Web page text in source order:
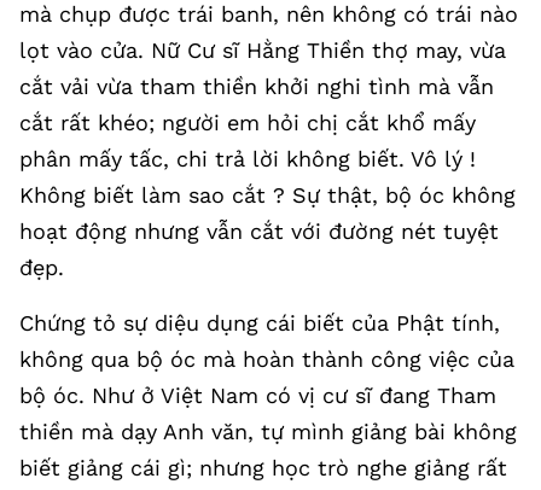
mà chụp được trái banh, nên không có trái nào
lọt vào cửa. Nữ Cư sĩ Hằng Thiền thợ may, vừa
cắt vải vừa tham thiền khởi nghi tình mà vẫn
cắt rất khéo; người em hỏi chị cắt khổ mấy
phân mấy tấc, chi trả lời không biết. Vô lý !
Không biết làm sao cắt ? Sự thật, bộ óc không
hoạt động nhưng vẫn cắt với đường nét tuyệt
đẹp.
Chứng tỏ sự diệu dụng cái biết của Phật tính,
không qua bộ óc mà hoàn thành công việc của
bộ óc. Như ở Việt Nam có vị cư sĩ đang Tham
thiền mà dạy Anh văn, tự mình giảng bài không
biết giảng cái gì; nhưng học trò nghe giảng rất